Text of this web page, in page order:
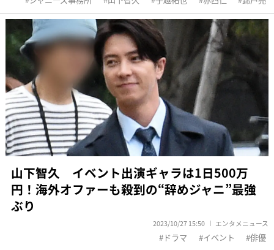
山下智久 イベント出演ギャラは1日500万
円！海外オファーも殺到の“辞めジャニ”最強
ぶり
2023/10/27 15:50 エンタメニュース
ドラマ イベント 俳優